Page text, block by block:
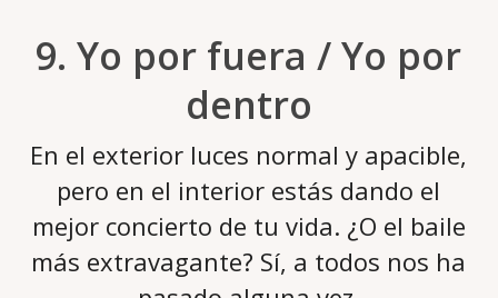
9. Yo por fuera / Yo por
dentro
En el exterior luces normal y apacible,
pero en el interior estás dando el
mejor concierto de tu vida. ¿O el baile
más extravagante? Sí, a todos nos ha